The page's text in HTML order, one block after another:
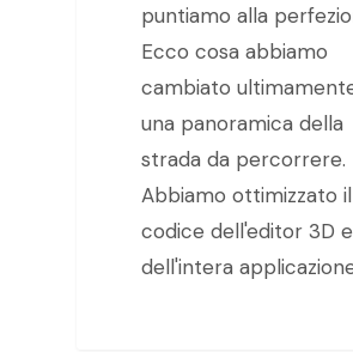
puntiamo alla
Ecco cosa abbiamo
cambiato
una panoramica della
strada da percorrere.
Abbiamo ottimizzato il
codice dell'editor 3D e
dell'intera